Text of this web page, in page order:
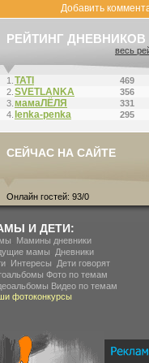
Добавить
РЕЙТИНГ ДНЕВНИКОВ
весь
1. ТАТI
469
2. SVETLANKA
356
3. мамаЛЁЛЯ
331
4. lenka-penka 295
СЕЙЧАС НА САЙТЕ
Онлайн гостей: 93/0
И ДЕТИ:
Мамины дневники
мамы
Дневники
Интересы
Дети говорят
Фото по темам
Видео по темам
фотоконкурсы